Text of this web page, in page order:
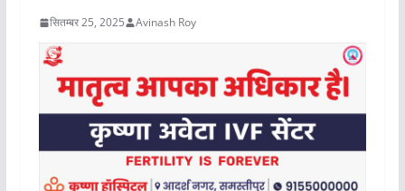
सितम्बर 25, 2025 Avinash Roy